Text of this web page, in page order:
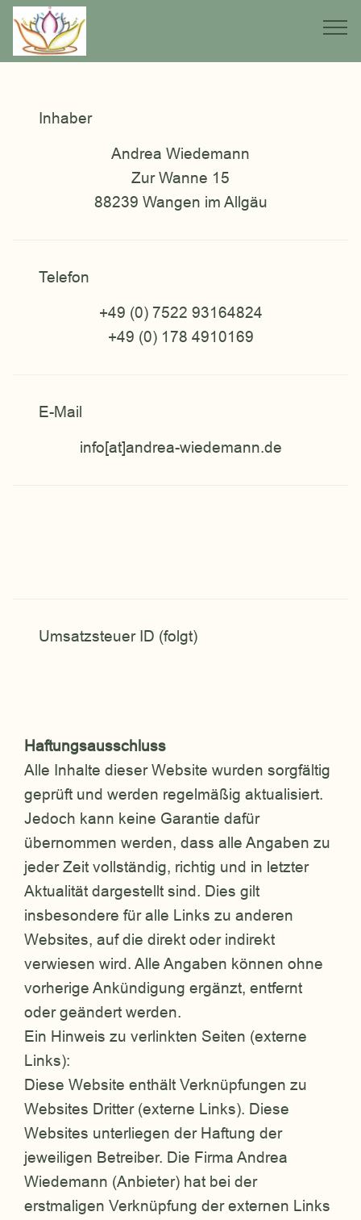
Inhaber
Andrea Wiedemann
Zur Wanne 15
88239 Wangen im Allgäu
Telefon
+49 (0) 7522 93164824
+49 (0) 178 4910169
E-Mail
info[at]andrea-wiedemann.de
Umsatzsteuer ID (folgt)
Haftungsausschluss
Alle Inhalte dieser Website wurden sorgfältig
geprüft und werden regelmäßig aktualisiert.
Jedoch kann keine Garantie dafür
übernommen werden, dass alle Angaben zu
jeder Zeit vollständig, richtig und in letzter
Aktualität dargestellt sind. Dies gilt
insbesondere für alle Links zu anderen
Websites, auf die direkt oder indirekt
verwiesen wird. Alle Angaben können ohne
vorherige Ankündigung ergänzt, entfernt
oder geändert werden.
Ein Hinweis zu verlinkten Seiten (externe
Links):
Diese Website enthält Verknüpfungen zu
Websites Dritter (externe Links). Diese
Websites unterliegen der Haftung der
jeweiligen Betreiber. Die Firma Andrea
Wiedemann (Anbieter) hat bei der
erstmaligen Verknüpfung der externen Links